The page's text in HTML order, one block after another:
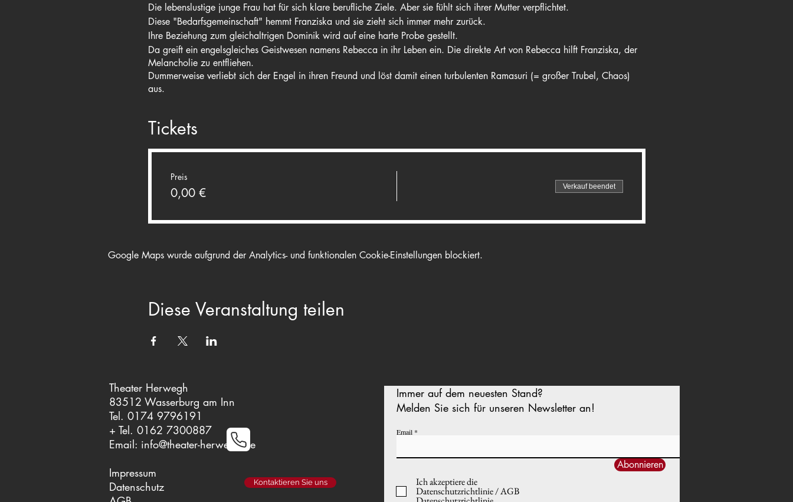
Die lebenslustige junge Frau hat für sich klare berufliche Ziele. Aber sie fühlt sich ihrer Mutter verpflichtet.
Diese "Bedarfsgemeinschaft" hemmt Franziska und sie zieht sich immer mehr zurück.
Ihre Beziehung zum gleichaltrigen Dominik wird auf eine harte Probe gestellt.
Da greift ein engelsgleiches Geistwesen namens Rebecca in ihr Leben ein. Die direkte Art von Rebecca hilft Franziska, der
Melancholie zu entfliehen.
Dummerweise verliebt sich der Engel in ihren Freund und löst damit einen turbulenten Ramasuri (= großer Trubel, Chaos)
aus.
Tickets
Preis
0,00 € Verkauf beendet
Google Maps wurde aufgrund der Analytics- und funktionalen Cookie-Einstellungen blockiert.
Diese Veranstaltung teilen
Theater Herwegh
83512 Wasserburg am Inn
Tel. 0174 9796191
+ Tel. 0162 7300887
Email: info@theater-herwegh.de
Impressum
Datenschutz
Immer auf dem neuesten Stand?
Melden Sie sich für unseren Newsletter an!
Email
Abonnieren
Ich akzeptiere die
Datenschutzrichtlinie / AGB
Kontaktieren Sie uns